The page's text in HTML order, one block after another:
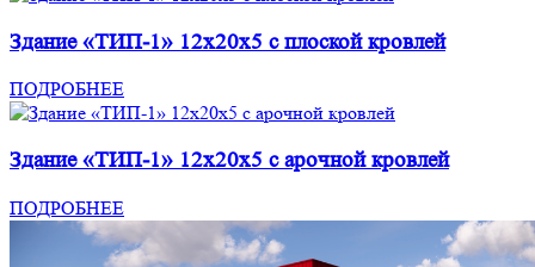
Здание «ТИП-1» 12x20x5 с плоской кровлей
ПОДРОБНЕЕ
Здание «ТИП-1» 12x20x5 с арочной кровлей
ПОДРОБНЕЕ